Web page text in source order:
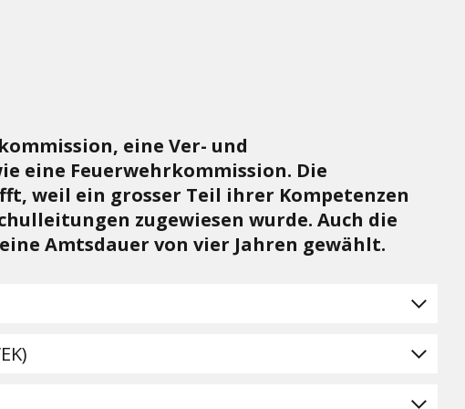
eine Ver- und
eine Feuerwehrkommission. Die
weil ein grosser Teil ihrer Kompetenzen
zugewiesen wurde. Auch die
Amtsdauer von vier Jahren gewählt.